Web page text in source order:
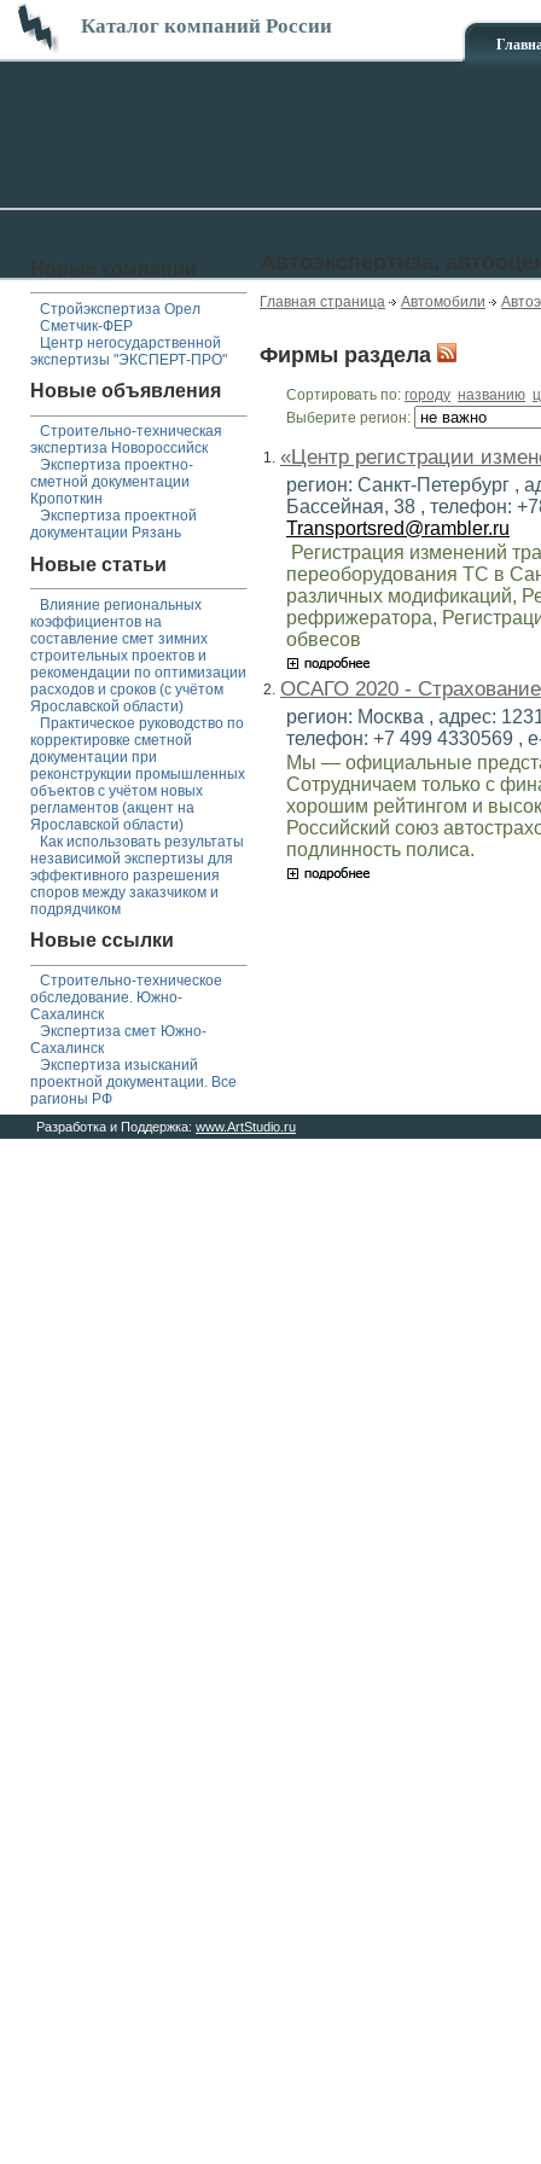
Каталог компаний России
Стройэкспертиза Орел
Сметчик-ФЕР
Центр негосударственной
экспертизы "ЭКСПЕРТ-ПРО"
Новые объявления
Строительно-техническая
экспертиза Новороссийск
Экспертиза проектно-
сметной документации
Кропоткин
Экспертиза проектной
документации Рязань
Новые статьи
Влияние региональных
коэффициентов на
составление смет зимних
строительных проектов и
рекомендации по оптимизации
расходов и сроков (с учётом
Ярославской области)
Практическое руководство по
корректировке сметной
документации при
реконструкции промышленных
объектов с учётом новых
регламентов (акцент на
Ярославской области)
Как использовать результаты
независимой экспертизы для
эффективного разрешения
споров между заказчиком и
подрядчиком
Новые ссылки
Строительно-техническое
обследование. Южно-
Сахалинск
Экспертиза смет Южно-
Сахалинск
Экспертиза изысканий
проектной документации. Все
рагионы РФ
Главная страница Автомобили
Фирмы раздела
Сортировать по: городу названию
Выберите регион:
1. «Центр регистрации
регион: Санкт-Петербург ,
Бассейная, 38 , телефон:
Transportsred@rambler.ru
Регистрация изменений
переоборудования ТС в
различных модификаций,
рефрижератора,
обвесов
2. ОСАГО 2020 -
регион: Москва , адрес:
телефон: +7 499 4330569 ,
Мы — официальные
Сотрудничаем только с
хорошим рейтингом и
Российский союз
подлинность полиса.
Разработка и Поддержка: www.ArtStudio.ru